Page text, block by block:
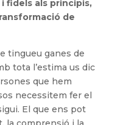
fidels als principis,
de
tingueu ganes de
tota l’estima us dic
que hem
necessitem fer el
El que ens pot